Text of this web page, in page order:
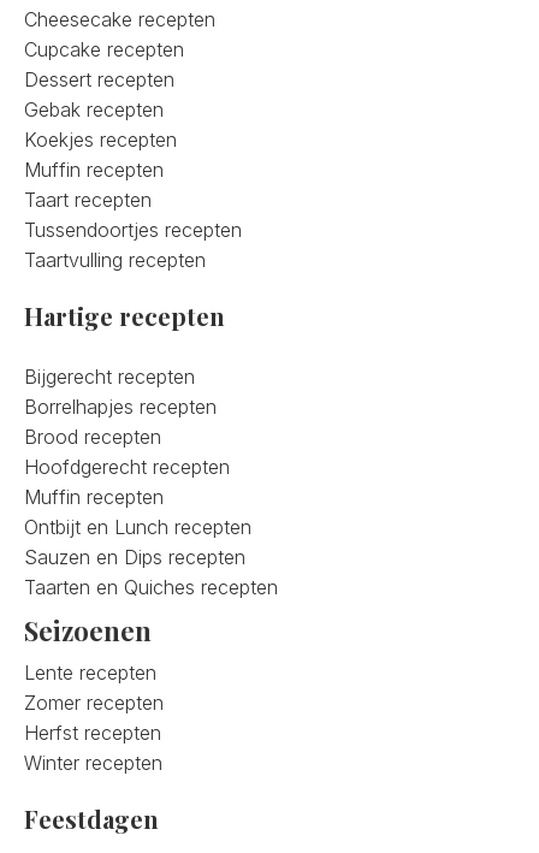
Cheesecake recepten
Cupcake recepten
Dessert recepten
Gebak recepten
Koekjes recepten
Muffin recepten
Taart recepten
Tussendoortjes recepten
Taartvulling recepten
Hartige recepten
Bijgerecht recepten
Borrelhapjes recepten
Brood recepten
Hoofdgerecht recepten
Muffin recepten
Ontbijt en Lunch recepten
Sauzen en Dips recepten
Taarten en Quiches recepten
Seizoenen
Lente recepten
Zomer recepten
Herfst recepten
Winter recepten
Feestdagen